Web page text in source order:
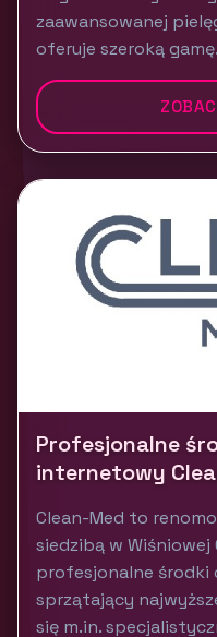
zaawansowanej
oferuje szeroką
Profesjonalne
internetowy
Clean-Med to
siedzibą w
profesjonalne środki
sprzątający
się m.in.